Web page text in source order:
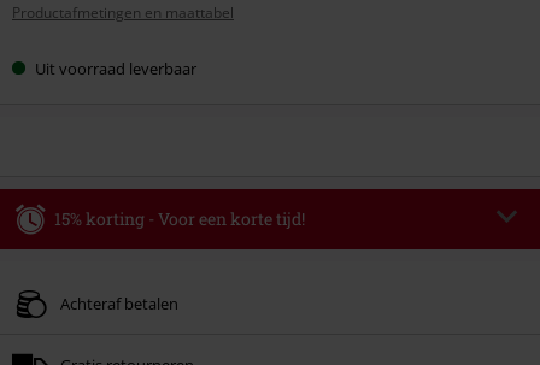
maat
Productafmetingen en maattabel
Uit voorraad leverbaar
15% korting - Voor een korte tijd!
Geldig t/m 09-08-2026
Achteraf betalen